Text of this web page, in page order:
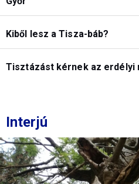
Kiből lesz a Tisza-báb?
Tisztázást kérnek az erdélyi
Interjú